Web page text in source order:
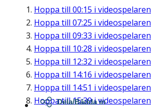
Hoppa till 00:15 i videospelaren
Hoppa till 07:25 i videospelaren
Hoppa till 09:33 i videospelaren
Hoppa till 10:28 i videospelaren
Hoppa till 12:32 i videospelaren
Hoppa till 14:16 i videospelaren
Hoppa till 14:51 i videospelaren
Hoppa till15:39i videospelaren
Dela/Bädda in